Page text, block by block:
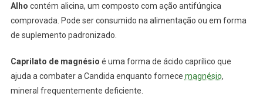
Alho contém alicina, um composto com ação antifúngica
comprovada. Pode ser consumido na alimentação ou em forma
de suplemento padronizado.
Caprilato de magnésio é uma forma de ácido caprílico que
ajuda a combater a Candida enquanto fornece magnésio,
mineral frequentemente deficiente.